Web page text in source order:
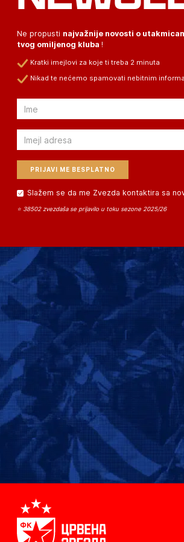
Ne propusti najvažnije novosti o
tvog omiljenog kluba !
Kratki imejlovi za koje ti treba 2 minuta
Nikad te nećemo spamovati nebitnim
Email
Email
Slažem se da me Zvezda kontaktira sa
⭐ 38502 zvezdaša se prijavilo u toku sezone 2025/26